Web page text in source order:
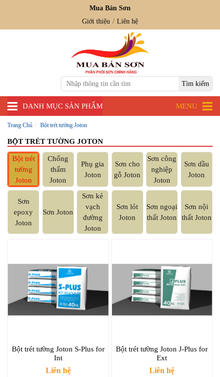
Mua Bán Sơn
Giới thiệu
Liên hệ
DANH MỤC SẢN PHẨM MENU
Trang Chủ Bột trét tường Joton
BỘT TRÉT TƯỜNG JOTON
Bột trét
tường
Joton
Chống
thấm
Joton
Phụ gia
Joton
Sơn cho
gỗ Joton
Sơn công
nghiệp
Joton
Sơn dầu
Joton
Sơn
epoxy
Joton
Sơn Joton
Sơn kẻ
vạch
đường
Joton
Sơn lót
Joton
Sơn ngoại
thất Joton
Sơn nội
thất Joton
Bột trét tường Joton S-Plus for
Int
Liên hệ
Bột trét tường Joton J-Plus for
Ext
Liên hệ